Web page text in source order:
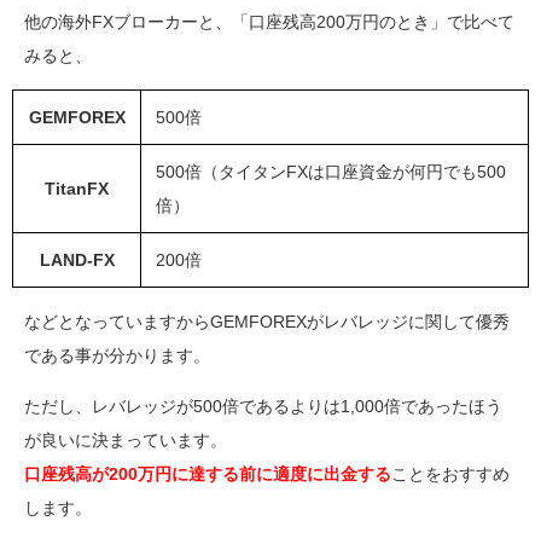
他の海外FXブローカーと、「口座残高200万円のとき」で比べて
みると、
GEMFOREX 500倍
TitanFX
500倍（タイタンFXは口座資金が何円でも500
倍）
LAND-FX 200倍
などとなっていますからGEMFOREXがレバレッジに関して優秀
である事が分かります。
ただし、レバレッジが500倍であるよりは1,000倍であったほう
が良いに決まっています。
口座残高が200万円に達する前に適度に出金する ことをおすすめ
します。